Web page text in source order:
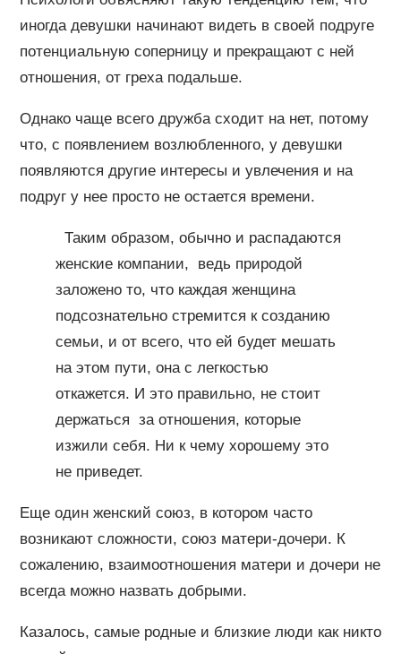
иногда девушки начинают видеть в своей подруге
потенциальную соперницу и прекращают с ней
отношения, от греха подальше.
Однако чаще всего дружба сходит на нет, потому
что, с появлением возлюбленного, у девушки
появляются другие интересы и увлечения и на
подруг у нее просто не остается времени.
Таким образом, обычно и распадаются
женские компании, ведь природой
заложено то, что каждая женщина
подсознательно стремится к созданию
семьи, и от всего, что ей будет мешать
на этом пути, она с легкостью
откажется. И это правильно, не стоит
держаться за отношения, которые
изжили себя. Ни к чему хорошему это
не приведет.
Еще один женский союз, в котором часто
возникают сложности, союз матери-дочери. К
сожалению, взаимоотношения матери и дочери не
всегда можно назвать добрыми.
Казалось, самые родные и близкие люди как никто